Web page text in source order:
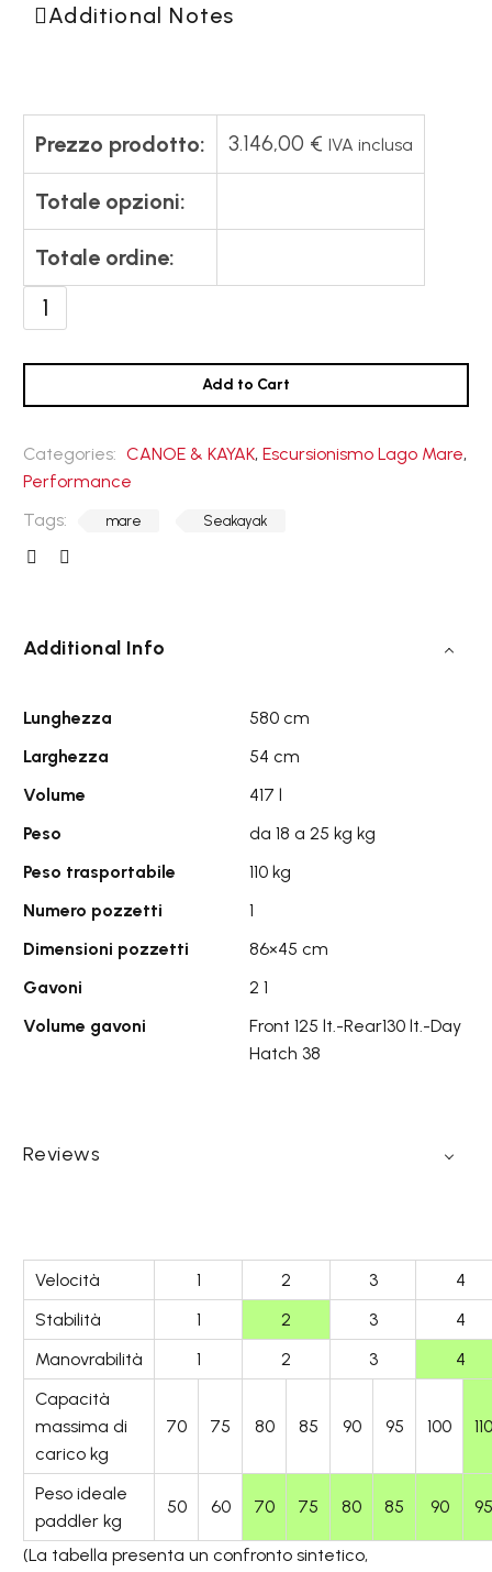
Additional Notes
Prezzo prodotto: 3.146,00 € IVA inclusa
Totale opzioni:
Totale ordine:
Monster
Add to Cart
Categories: CANOE & KAYAK, Escursionismo Lago Mare,
Performance
Tags:
mare Seakayak
Additional Info
Lunghezza
580 cm
Larghezza
54 cm
Volume
417 l
Peso
da 18 a 25 kg kg
Peso trasportabile
110 kg
Numero pozzetti
1
Dimensioni pozzetti
86×45 cm
Gavoni
2 1
Volume gavoni
Front 125 lt.-Rear130 lt.-Day
Hatch 38
Reviews
Velocità 1 2 3
4
Stabilità
1 2 3
4
Manovrabilità
1 2 3
4
Capacità
massima di
carico kg
70 75 80 85 90 95 100 110
Peso ideale
paddler kg
50 60 70 75 80 85 90 95
(La tabella presenta un confronto sintetico,